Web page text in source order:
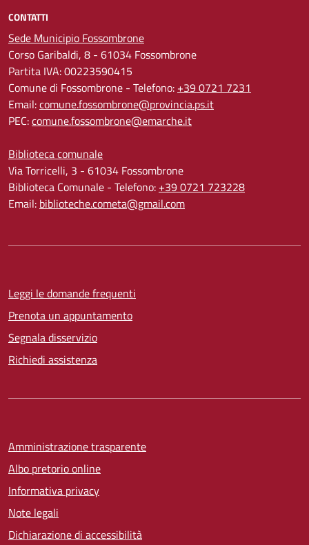
CONTATTI
Sede Municipio Fossombrone
Corso Garibaldi, 8 - 61034 Fossombrone
Partita IVA: 00223590415
Comune di Fossombrone - Telefono: +39 0721 7231
Email:comune.fossombrone@provincia.ps.it
PEC:comune.fossombrone@emarche.it
Biblioteca comunale
Via Torricelli, 3 - 61034 Fossombrone
Biblioteca Comunale - Telefono: +39 0721 723228
Email: biblioteche.cometa@gmail.com
Leggi le domande frequenti
Prenota un appuntamento
Segnala disservizio
Richiedi assistenza
Amministrazione trasparente
Albo pretorio online
Informativa privacy
Note legali
Dichiarazione di accessibilità